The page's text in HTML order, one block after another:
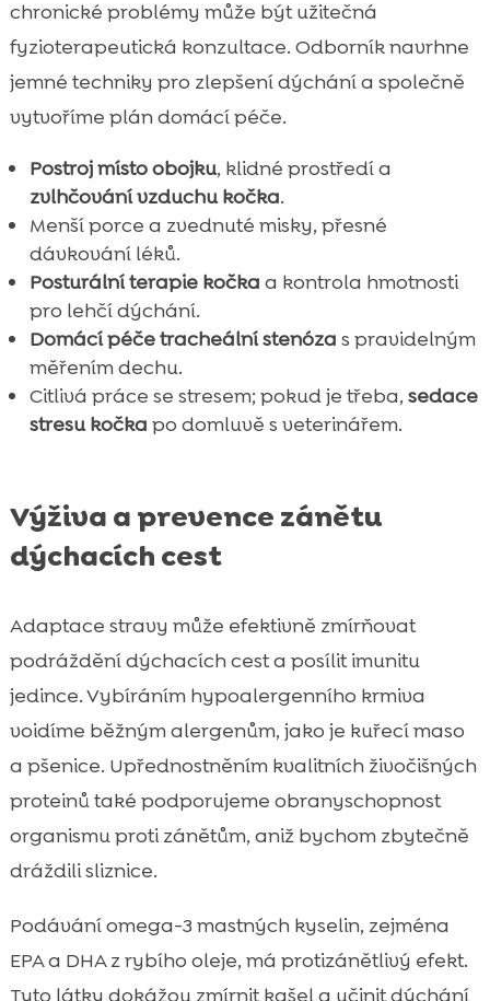
chronické problémy může být užitečná
fyzioterapeutická konzultace. Odborník navrhne
jemné techniky pro zlepšení dýchání a společně
vytvoříme plán domácí péče.
Postroj místo obojku, klidné prostředí a
zvlhčování vzduchu kočka.
Menší porce a zvednuté misky, přesné
dávkování léků.
Posturální terapie kočka a kontrola hmotnosti
pro lehčí dýchání.
Domácí péče tracheální stenóza s pravidelným
měřením dechu.
Citlivá práce se stresem; pokud je třeba, sedace
stresu kočka po domluvě s veterinářem.
Výživa a prevence zánětu
dýchacích cest
Adaptace stravy může efektivně zmírňovat
podráždění dýchacích cest a posílit imunitu
jedince. Vybíráním hypoalergenního krmiva
voidíme běžným alergenům, jako je kuřecí maso
a pšenice. Upřednostněním kvalitních živočišných
proteinů také podporujeme obranyschopnost
organismu proti zánětům, aniž bychom zbytečně
dráždili sliznice.
Podávání omega-3 mastných kyselin, zejména
EPA a DHA z rybího oleje, má protizánětlivý efekt.
Tyto látky dokážou zmírnit kašel a učinit dýchání